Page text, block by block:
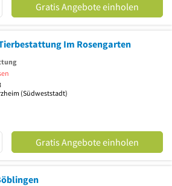
Gratis Angebote einholen
Im Rosengarten
(Südweststadt)
Gratis Angebote einholen